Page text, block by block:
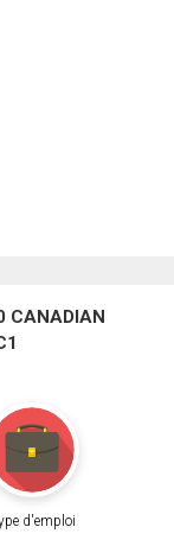
CANADIAN
d'emploi